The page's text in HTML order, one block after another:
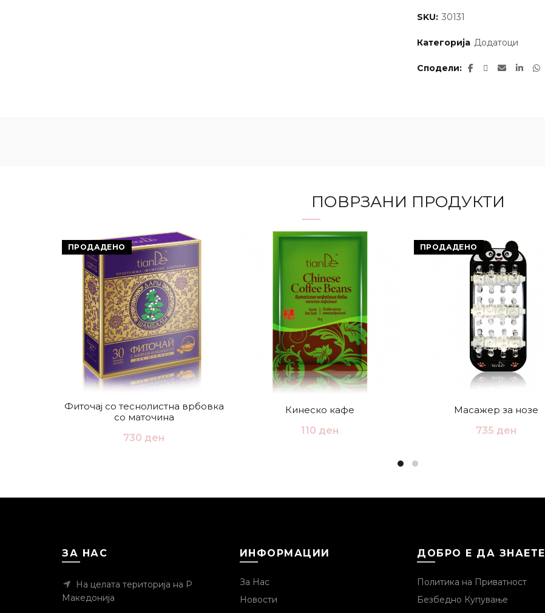
SKU: 30131
Категорија Додатоци
Сподели
ПОВРЗАНИ ПРОДУКТИ
ПРОДАДЕНО
Фиточај со теснолистна врбовка
со маточина
730 ден
Кинеско кафе
110 ден
ПРОДАДЕНО
Масажер за нозе
735 ден
ЗА НАС
На целата територија на Р
Македонија
ИНФОРМАЦИИ
За Нас
Новости
ДОБРО Е ДА ЗНАЕТЕ
Политика на Приватност
Безбедно Купување